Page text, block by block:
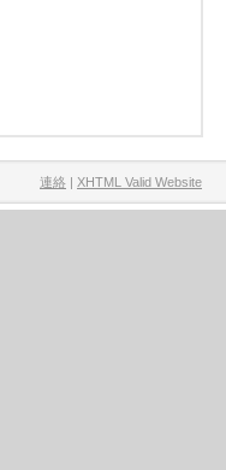
連絡 | XHTML Valid Website